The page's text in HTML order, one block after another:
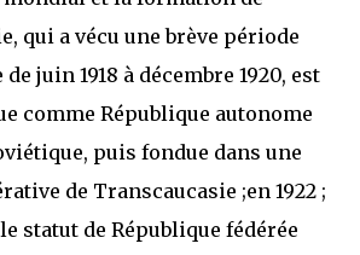
qui a vécu une brève période
juin 1918 à décembre 1920, est
comme République autonome
puis fondue dans une
de Transcaucasie ;en 1922 ;
statut de République fédérée